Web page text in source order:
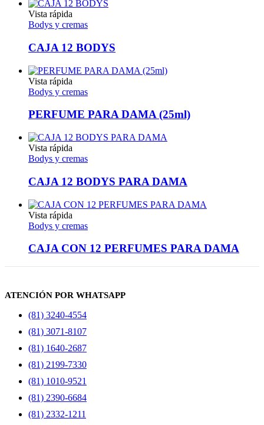
Vista rápida
Bodys y cremas
CAJA 12 BODYS
Vista rápida
Bodys y cremas
PERFUME PARA DAMA (25ml)
Vista rápida
Bodys y cremas
CAJA 12 BODYS PARA DAMA
Vista rápida
Bodys y cremas
CAJA CON 12 PERFUMES PARA DAMA
ATENCIÓN POR WHATSAPP
(81) 3240-4554
(81) 3071-8107
(81) 1640-2687
(81) 2199-7330
(81) 1010-9521
(81) 2390-6684
(81) 2332-1211